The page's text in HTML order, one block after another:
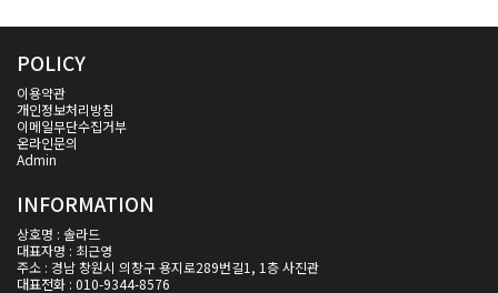
POLICY
이용약관
개인정보처리방침
이메일무단수집거부
온라인문의
Admin
INFORMATION
상호명 : 솔라드
대표자명 : 최근영
주소 : 경남 창원시 의창구 용지로289번길1, 1층 사진관
대표전화 : 010-9344-8576